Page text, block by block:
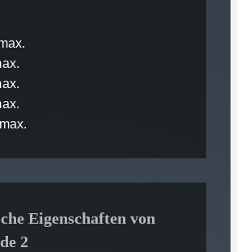
Eigenschaften von
2